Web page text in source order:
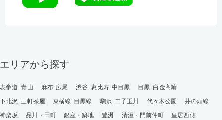
エリアから探す
表参道･青山 麻布･広尾 渋谷･恵比寿･中目黒
目黒･白金高輪
下北沢･三軒茶屋
東横線･目黒線 駒沢･二子玉川 代々木公園
井の頭線
神楽坂
品川・田町 銀座・築地 豊洲 清澄・門前仲町
皇居西側